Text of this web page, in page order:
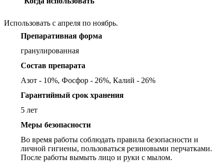
Использовать с апреля по ноябрь.
Препаративная форма
гранулированная
Состав препарата
Азот - 10%, Фосфор - 26%, Калий - 26%
Гарантийный срок хранения
5 лет
Меры безопасности
Во время работы соблюдать правила безопасности и
личной гигиены, пользоваться резиновыми перчатками.
После работы вымыть лицо и руки с мылом.